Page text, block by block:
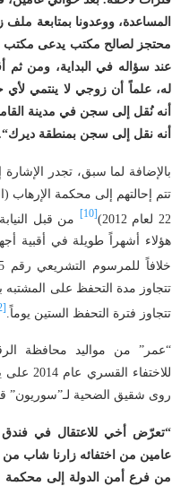
المساعدة، ووعدونا بمتابعة
محتجز لصالح مكتب يدعى مكتب
عند سؤاله في البداية، ومن ثم
له، علماً أن زوجي لا ينتمي
أنه نقل إلى سجن بمنطقة ديرك
بالإضافة لما سبق، تجدر
تتم إحالتهم إلى محكمة الإرهاب
22 لعام 2012)
[10]
من قبل
هؤلاء أشهراً طويلة في أقبية
خلافاً للمرسوم التشريعي رقم 55 لعام 2011
تتجاوز مدة التحفظ على المشتبه
تتجاوز فترة التحفظ الستين يوماً.
“عمر” من مواليد محافظة
روى شقيق الضحية لـ”سوريون”
“تعرّض أخي للاعتقال في
عامين من اختفائه زارنا شاب من
من فرع أمن الدولة إلى محكمة